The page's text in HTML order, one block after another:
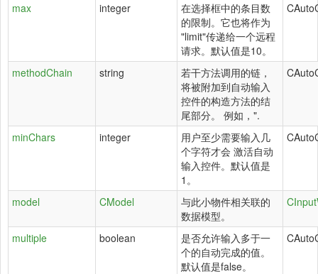
max
integer
在选择框中的条目数
的限制。它也将作为
"limit"传递给一个远程
请求。默认值是10。
methodChain string
若干方法调用的链，
将被附加到自动输入
控件的构造方法的结
尾部分。 例如，".
minChars integer
用户至少需要输入几
个字符才会 激活自动
输入控件。默认值是
1。
model CModel
与此小物件相关联的
数据模型。
multiple boolean
是否允许输入多于一
个的自动完成的值。
默认值是false。